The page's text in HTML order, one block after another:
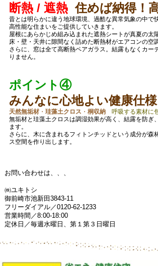
断熱 / 遮熱 住めば納得！
昔とは明らかに違う地球環境、過酷な異常気象の中で
高性能な住まいをご提供していきます。
屋根にあらかじめ組み込まれた遮熱シートが真夏の太
床・壁・天井に隙間なく詰めた断熱材がエアコンの空
さらに、窓は全て高断熱ペアガラス。結露もなくカー
りません。
ポイント④
みんなに心地よい健康仕様
天然無垢材・ 珪藻土クロス ・ 桐収納
呼吸する素材に
無垢材と珪藻土クロスは調湿効果が高く、結露を防ぎ
ます。
さらに、木に含まれるフィトンチッドという成分が森
ス空間を作り出します。
お問い合わせは、、、
㈱ユキトシ
御前崎市池新田3843-11
フリーダイアル／0120-62-1233
営業時間／8:00-18:00
定休日／毎週水曜日、第１第３日曜日